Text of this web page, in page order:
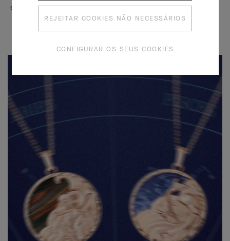
elemento.
REJEITAR COOKIES NÃO NECESSÁRIOS
CONFIGURAR OS SEUS COOKIES